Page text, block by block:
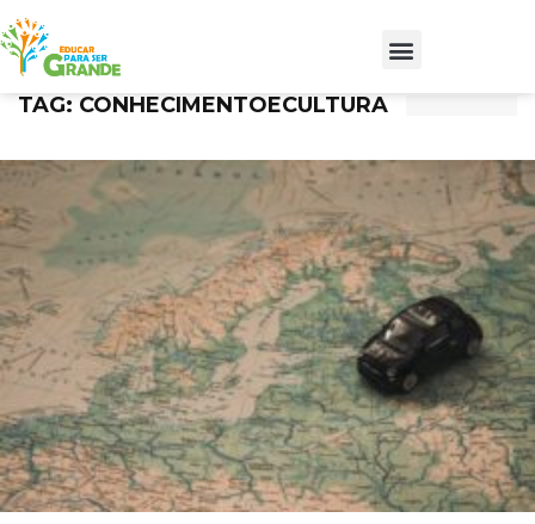
TAG: CONHECIMENTOECULTURA